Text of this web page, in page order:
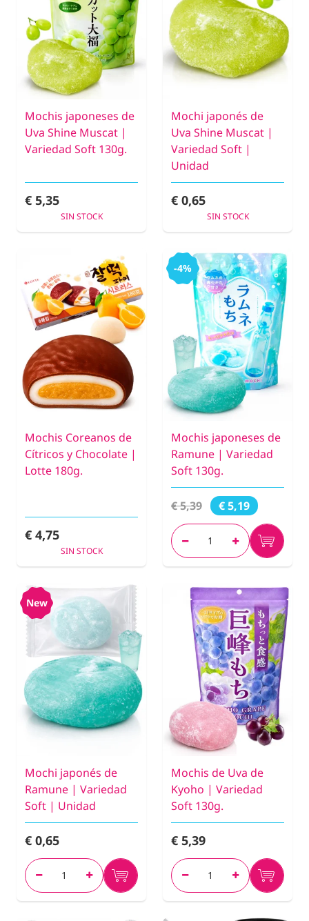
Mochis japoneses de
Uva Shine Muscat |
Variedad Soft 130g.
€ 5,35
SIN STOCK
Mochi japonés de
Uva Shine Muscat |
Variedad Soft |
Unidad
€ 0,65
SIN STOCK
Mochis Coreanos de
Cítricos y Chocolate |
Lotte 180g.
€ 4,75
SIN STOCK
-4%
Mochis japoneses de
Ramune | Variedad
Soft 130g.
€ 5,39 € 5,19
New
Mochi japonés de
Ramune | Variedad
Soft | Unidad
€ 0,65
Mochis de Uva de
Kyoho | Variedad
Soft 130g.
€ 5,39